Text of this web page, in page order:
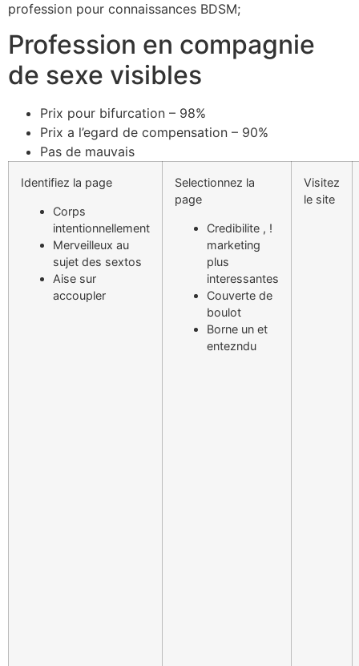
profession pour connaissances BDSM;
Profession en compagnie
de sexe visibles
Prix pour bifurcation – 98%
Prix a l’egard de compensation – 90%
Pas de mauvais
Identifiez la page
Corps
intentionnellement
Merveilleux au
sujet des sextos
Aise sur
accoupler
Selectionnez la
page
Credibilite , !
marketing
plus
interessantes
Couverte de
boulot
Borne un et
entezndu
Visitez
le site